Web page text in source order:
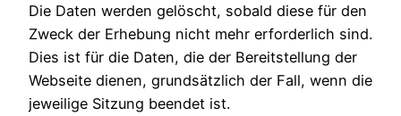
Die Daten werden gelöscht, sobald diese für den
Zweck der Erhebung nicht mehr erforderlich sind.
Dies ist für die Daten, die der Bereitstellung der
Webseite dienen, grundsätzlich der Fall, wenn die
jeweilige Sitzung beendet ist.